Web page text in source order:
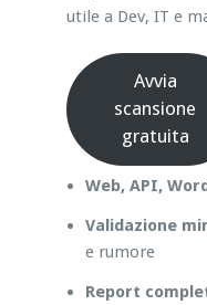
utile a Dev, IT e
Avvia
scansione
gratuita
Web, API,
Validazione
e rumore
Report